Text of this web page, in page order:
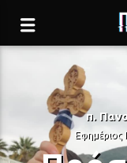
π.
Εφημέριος